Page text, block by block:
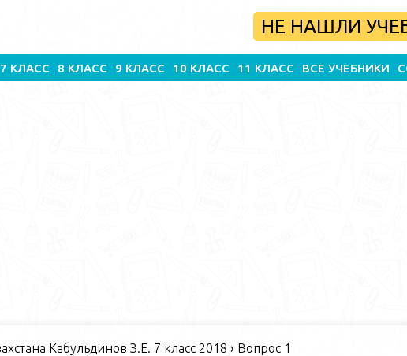
НЕ НАШЛИ
7 КЛАСС 8 КЛАСС 9 КЛАСС 10 КЛАСС 11 КЛАСС ВСЕ УЧЕБНИКИ
Кабульдинов З.Е. 7 класс 2018 › Вопрос 1